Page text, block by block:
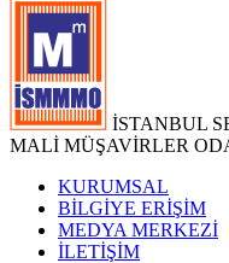
İSTANBUL
MALİ MÜŞAVİRLER
KURUMSAL
BİLGİYE ERİŞİM
MEDYA MERKEZİ
İLETİŞİM